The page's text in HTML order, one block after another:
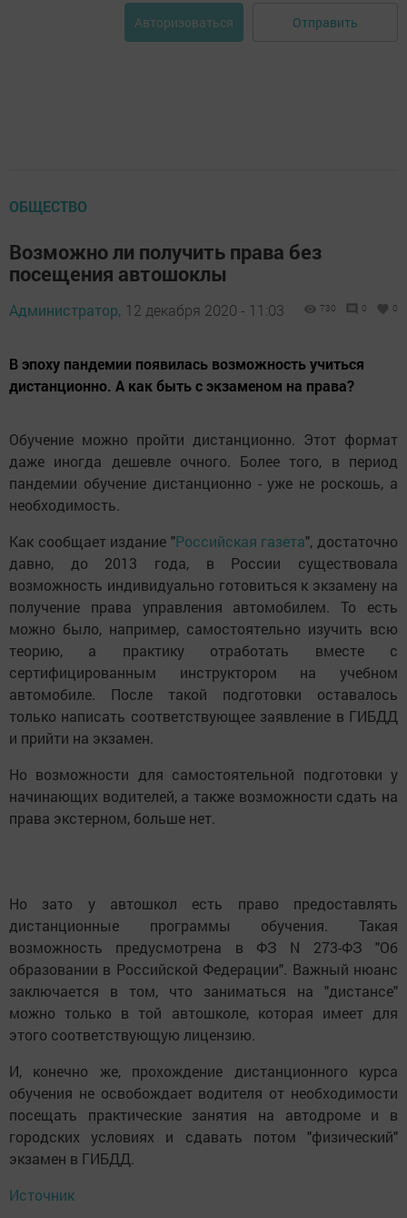
Авторизоваться Отправить
ОБЩЕСТВО
Возможно ли получить права без
посещения автошоклы
Администратор, 12 декабря 2020 - 11:03 730 0 0
В эпоху пандемии появилась возможность учиться
дистанционно. А как быть с экзаменом на права?
Обучение можно пройти дистанционно. Этот формат
даже иногда дешевле очного. Более того, в период
пандемии обучение дистанционно - уже не роскошь, а
необходимость.
Как сообщает издание "Российская газета", достаточно
давно, до 2013 года, в России существовала
возможность индивидуально готовиться к экзамену на
получение права управления автомобилем. То есть
можно было, например, самостоятельно изучить всю
теорию, а практику отработать вместе с
сертифицированным инструктором на учебном
автомобиле. После такой подготовки оставалось
только написать соответствующее заявление в ГИБДД
и прийти на экзамен.
Но возможности для самостоятельной подготовки у
начинающих водителей, а также возможности сдать на
права экстерном, больше нет.
Но зато у автошкол есть право предоставлять
дистанционные программы обучения. Такая
возможность предусмотрена в ФЗ N 273-ФЗ "Об
образовании в Российской Федерации". Важный нюанс
заключается в том, что заниматься на "дистансе"
можно только в той автошколе, которая имеет для
этого соответствующую лицензию.
И, конечно же, прохождение дистанционного курса
обучения не освобождает водителя от необходимости
посещать практические занятия на автодроме и в
городских условиях и сдавать потом "физический"
экзамен в ГИБДД.
Источник